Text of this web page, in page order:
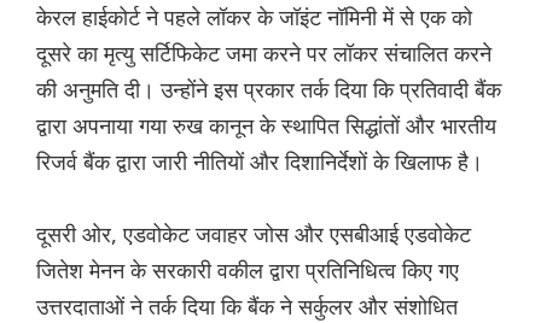
केरल हाईकोर्ट ने पहले लॉकर के जॉइंट नॉमिनी में से एक को
दूसरे का मृत्यु सर्टिफिकेट जमा करने पर लॉकर संचालित करने
की अनुमति दी। उन्होंने इस प्रकार तर्क दिया कि प्रतिवादी बैंक
द्वारा अपनाया गया रुख कानून के स्थापित सिद्धांतों और भारतीय
रिजर्व बैंक द्वारा जारी नीतियों और दिशानिर्देशों के खिलाफ है।
दूसरी ओर, एडवोकेट जवाहर जोस और एसबीआई एडवोकेट
जितेश मेनन के सरकारी वकील द्वारा प्रतिनिधित्व किए गए
उत्तरदाताओं ने तर्क दिया कि बैंक ने सर्कुलर और संशोधित